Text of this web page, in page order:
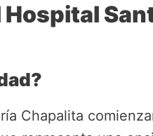
Chapalita